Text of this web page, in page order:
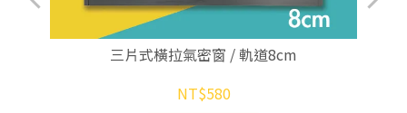
三片式橫拉氣密窗 / 軌道8cm
NT$580